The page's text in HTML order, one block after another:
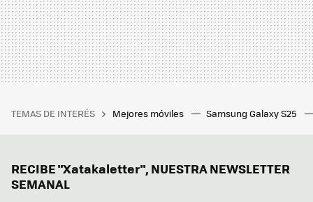
TEMAS DE INTERÉS Mejores móviles Samsung Galaxy S25
RECIBE "Xatakaletter", NUESTRA NEWSLETTER
SEMANAL